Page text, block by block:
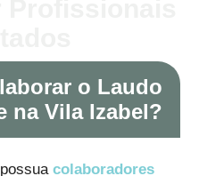
o Laudo
na Vila Izabel?
colaboradores